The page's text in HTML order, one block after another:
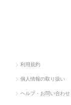
利用規約
個人情報の取り扱い
ヘルプ・お問い合わせ